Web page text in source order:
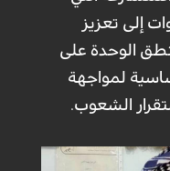
إلى تعزيز
الوحدة على
لمواجهة
الشعوب.